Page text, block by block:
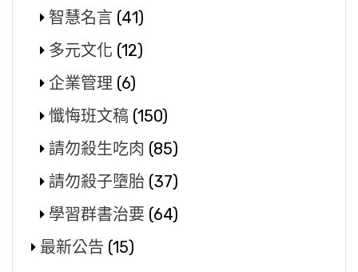
智慧名言 (41)
多元文化 (12)
企業管理 (6)
懺悔班文稿 (150)
請勿殺生吃肉 (85)
請勿殺子墮胎 (37)
學習群書治要 (64)
最新公告 (15)